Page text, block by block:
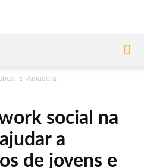
Amadora
social na
a
de jovens e